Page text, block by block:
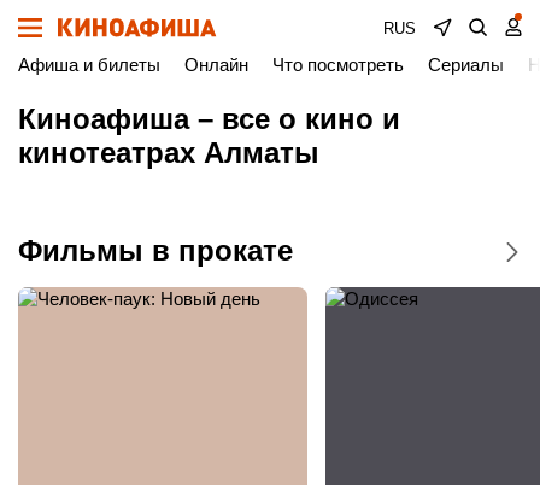
RUS
Афиша и билеты Онлайн Что посмотреть Сериалы
Киноафиша – все о кино и
кинотеатрах Алматы
Фильмы в прокате